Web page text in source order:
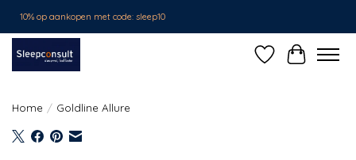
10% op aankopen met code: sleep10
Verlanglijst
Home / Goldline Allure